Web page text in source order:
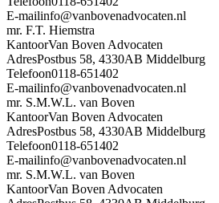
E-mailinfo@vanbovenadvocaten.nl
mr. F.T. Hiemstra
KantoorVan Boven Advocaten
AdresPostbus 58, 4330AB Middelburg
Telefoon0118-651402
E-mailinfo@vanbovenadvocaten.nl
mr. S.M.W.L. van Boven
KantoorVan Boven Advocaten
AdresPostbus 58, 4330AB Middelburg
Telefoon0118-651402
E-mailinfo@vanbovenadvocaten.nl
mr. S.M.W.L. van Boven
KantoorVan Boven Advocaten